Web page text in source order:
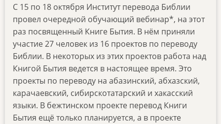
С 15 по 18 октября Институт перевода Библии
провел очередной обучающий вебинар*, на этот
раз посвященный Книге Бытия. В нём приняли
участие 27 человек из 16 проектов по переводу
Библии. В некоторых из этих проектов работа над
Книгой Бытия ведется в настоящее время. Это
проекты по переводу на абазинский, абхазский,
карачаевский, сибирскотатарский и хакасский
языки. В бежтинском проекте перевод Книги
Бытия ещё только планируется, а в проекте